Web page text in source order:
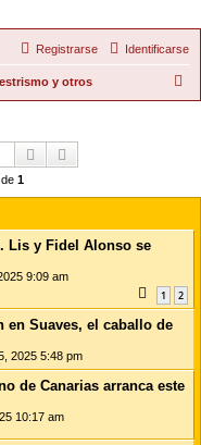
Identificarse
Registrarse
y otros
Buscar
1
Lis y Fidel Alonso se
9:09 am
1 2
en Suaves, el caballo de
2025 5:48 pm
de Canarias arranca este
10:17 am